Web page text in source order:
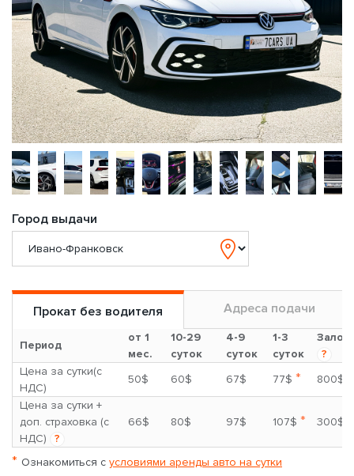
Город выдачи
Прокат без водителя Адреса подачи
Период
от 1
мес.
10-29
суток
4-9
суток
1-3
суток
Залог
?
Цена за сутки(с
НДС)
50$ 60$ 67$ 77$ *
800$
Цена за сутки +
доп. страховка (с
НДС)
?
66$ 80$ 97$ 107$ * 300$
* Ознакомиться с условиями аренды авто на сутки